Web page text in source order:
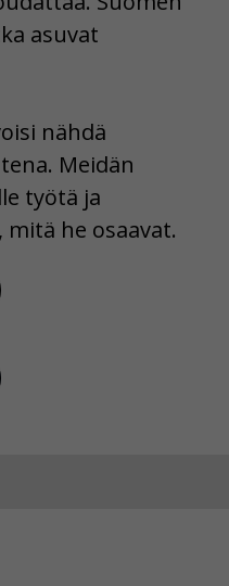
asuvat
nähdä
Meidän
työtä ja
he osaavat.
evästeiden käytön.